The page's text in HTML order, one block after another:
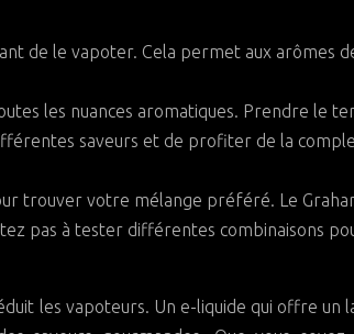
de le vapoter. Cela permet aux arômes
les nuances aromatiques. Prendre le
saveurs et de profiter de la
trouver votre mélange préféré. Le
pas à tester différentes combinaisons
les vapoteurs. Un e-liquide qui offre un